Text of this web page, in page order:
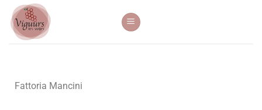
Fattoria Mancini